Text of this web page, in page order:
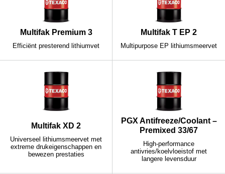
Multifak Premium 3
Efficiënt presterend lithiumvet
Multifak T EP 2
Multipurpose EP lithiumsmeervet
Multifak XD 2
Universeel lithiumsmeervet met
extreme drukeigenschappen en
bewezen prestaties
PGX Antifreeze/Coolant –
Premixed 33/67
High-performance
antivries/koelvloeistof met
langere levensduur